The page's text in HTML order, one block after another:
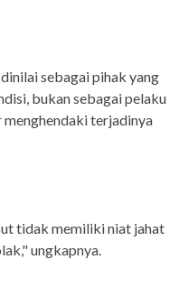
sebagai pihak yang
bukan sebagai pelaku
menghendaki terjadinya
tidak memiliki niat jahat
ungkapnya.